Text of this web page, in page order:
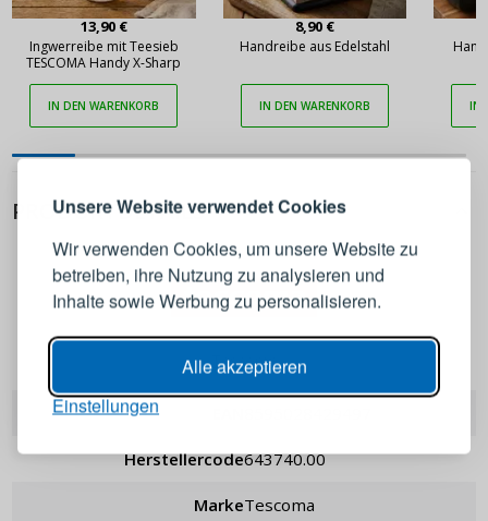
Unsere Website verwendet Cookies
Wir verwenden Cookies, um unsere Website zu
betreiben, ihre Nutzung zu analysieren und
Inhalte sowie Werbung zu personalisieren.
Alle akzeptieren
Einstellungen
13,90 €
Ingwerreibe mit Teesieb
TESCOMA Handy X-Sharp
IN DEN WARENKORB
8,90 €
Handreibe aus Edelstahl
IN DEN WARENKORB IN
PRODUKTDETAILS
Tescoma
Herstellercode 643740.00
Marke Tescoma
ANMELDEN REGISTRIEREN
Melden Sie sich bei Ihrem
E-Mail-Adresse
Passwort erinnern